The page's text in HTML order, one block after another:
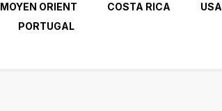
MOYEN ORIENT COSTA RICA USA
PORTUGAL